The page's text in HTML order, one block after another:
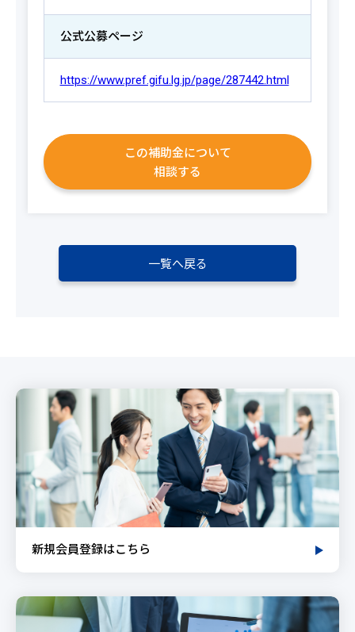
公式公募ページ
https://www.pref.gifu.lg.jp/page/287442.html
この補助金について
相談する
一覧へ戻る
新規会員登録はこちら